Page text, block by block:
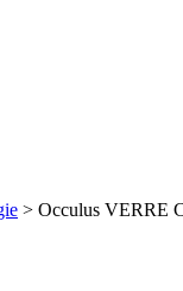
> Occulus VERRE